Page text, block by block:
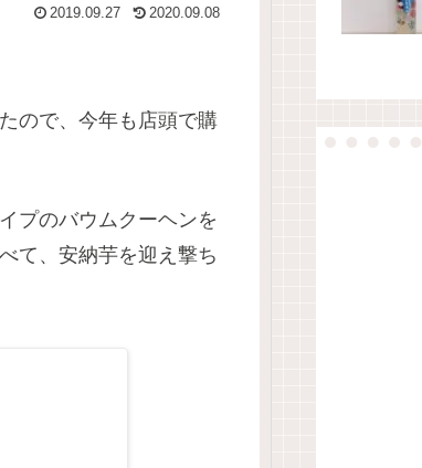
2019.09.27 2020.09.08
ので、今年も店頭で購
プのバウムクーヘンを
て、安納芋を迎え撃ち